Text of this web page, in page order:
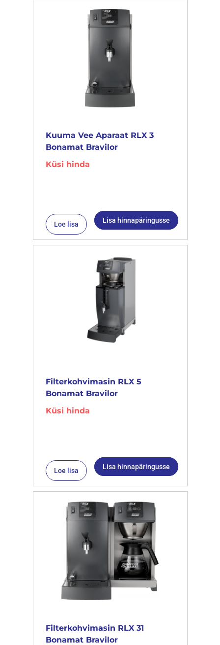
Kuuma Vee Aparaat RLX 3
Bonamat Bravilor
Küsi hinda
Loe lisa Lisa hinnapäringusse
Filterkohvimasin RLX 5
Bonamat Bravilor
Küsi hinda
Loe lisa Lisa hinnapäringusse
Filterkohvimasin RLX 31
Bonamat Bravilor